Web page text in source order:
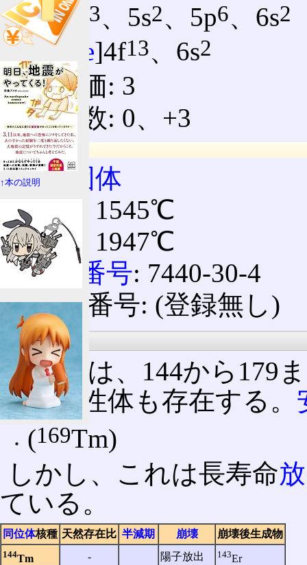
4f13、5s2、5p6、6s2
[ Xe]4f13、6s2
原子価: 3
酸化数: 0、+3
物理特性
相:固体
融点
: 1545℃
沸点 : 1947℃
CAS番号: 7440-30-4
ICSC番号: (登録無し)
同位体
質量数は、144から179
に核異性体も存在する。
(169Tm)
しかし、これは長寿命
ている。
同位体核種 天然存在比 半減期 崩壊 崩壊後生成物
144Tm ‐ 陽子放出 143Er
↑本の説明